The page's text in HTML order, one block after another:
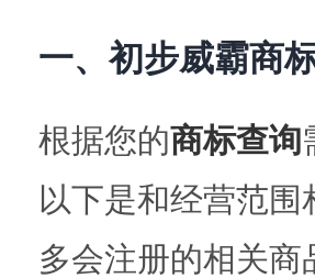
一、初步威霸商
根据您的商标查询
以下是和经营范
多会注册的相关